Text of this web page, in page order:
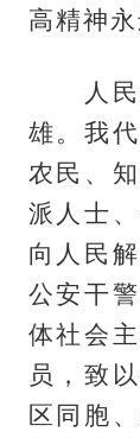
高精神
人民
雄。我
农民、
派人士
向人民
公安干
体社会
员，致
区同胞